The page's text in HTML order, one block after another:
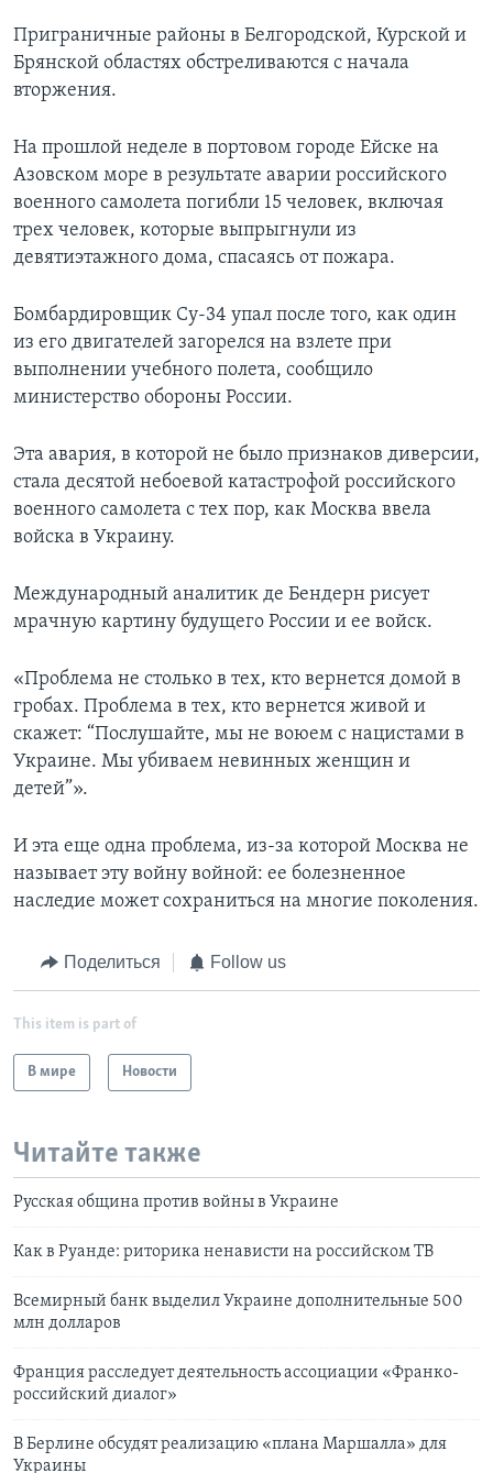
Приграничные районы в Белгородской, Курской и
Брянской областях обстреливаются с начала
вторжения.
На прошлой неделе в портовом городе Ейске на
Азовском море в результате аварии российского
военного самолета погибли 15 человек, включая
трех человек, которые выпрыгнули из
девятиэтажного дома, спасаясь от пожара.
Бомбардировщик Су-34 упал после того, как один
из его двигателей загорелся на взлете при
выполнении учебного полета, сообщило
министерство обороны России.
Эта авария, в которой не было признаков диверсии,
стала десятой небоевой катастрофой российского
военного самолета с тех пор, как Москва ввела
войска в Украину.
Международный аналитик де Бендерн рисует
мрачную картину будущего России и ее войск.
«Проблема не столько в тех, кто вернется домой в
гробах. Проблема в тех, кто вернется живой и
скажет: “Послушайте, мы не воюем с нацистами в
Украине. Мы убиваем невинных женщин и
детей”».
И эта еще одна проблема, из-за которой Москва не
называет эту войну войной: ее болезненное
наследие может сохраниться на многие поколения.
Поделиться Follow us
This item is part of
В мире Новости
Читайте также
Русская община против войны в Украине
Как в Руанде: риторика ненависти на российском ТВ
Всемирный банк выделил Украине дополнительные 500
млн долларов
Франция расследует деятельность ассоциации «Франко-
российский диалог»
В Берлине обсудят реализацию «плана Маршалла» для
Украины